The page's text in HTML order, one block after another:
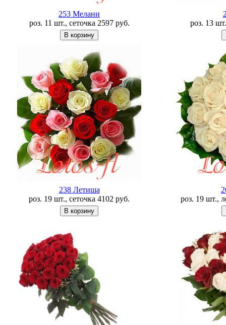
253 Мелани
роз. 11 шт., сеточка 2597 руб.
роз. 13
238 Летишa
роз. 19 шт., сеточка 4102 руб.
роз. 19 шт.,